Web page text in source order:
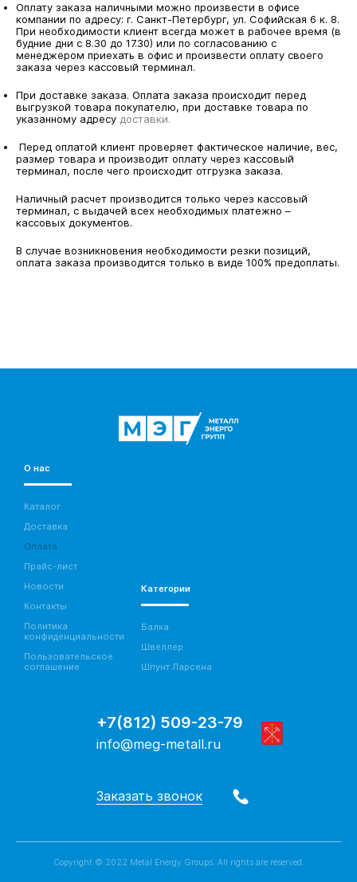
Оплату заказа наличными можно произвести в офисе
компании по адресу: г. Санкт-Петербург, ул. Софийская 6 к. 8.
При необходимости клиент всегда может в рабочее время (в
будние дни с 8.30 до 17.30) или по согласованию с
менеджером приехать в офис и произвести оплату своего
заказа через кассовый терминал.
При доставке заказа. Оплата заказа происходит перед
выгрузкой товара покупателю, при доставке товара по
указанному адресу доставки.
Перед оплатой клиент проверяет фактическое наличие, вес,
размер товара и производит оплату через кассовый
терминал, после чего происходит отгрузка заказа.
Наличный расчет производится только через кассовый
терминал, с выдачей всех необходимых платежно –
кассовых документов.
В случае возникновения необходимости резки позиций,
оплата заказа производится только в виде 100% предоплаты.
О нас
Каталог
Доставка
Оплата
Прайс-лист
Новости
Контакты
Политика
конфиденциальности
Пользовательское
соглашение
Категории
Балка
Швеллер
Шпунт Ларсена
+7(812) 509-23-79
info@meg-metall.ru
Заказать звонок
Copyright © 2022 Metal Energy Groups. All rights are reserved.